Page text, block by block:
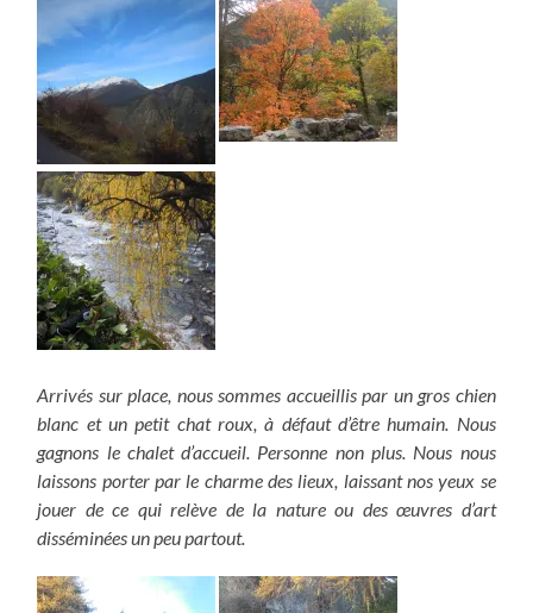
Arrivés sur place, nous sommes accueillis par un gros chien
blanc et un petit chat roux, à défaut d’être humain. Nous
gagnons le chalet d’accueil. Personne non plus. Nous nous
laissons porter par le charme des lieux, laissant nos yeux se
jouer de ce qui relève de la nature ou des œuvres d’art
disséminées un peu partout.